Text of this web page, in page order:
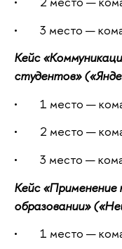
• 3 место —
Кейс
студентов»
• 1 место —
• 2 место —
• 3 место —
Кейс «Применение
образовании»
• 1 место —